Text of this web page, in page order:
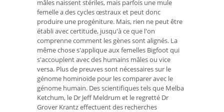
mâles naissent stériles, mais parfois une mule
femelle a des cycles œstraux et peut donc
produire une progéniture. Mais, rien ne peut être
établi avec certitude, jusqu'à ce que l'on
comprenne comment les gènes sont alignés. La
même chose s'applique aux femelles Bigfoot qui
s'accouplent avec des humains mâles ou vice
versa. Plus de preuves sont nécessaires sur le
génome hominoïde pour les comparer avec le
génome humain. Des scientifiques tels que Melba
Ketchum, le Dr Jeff Meldrum et le regretté Dr
Grover Krantz effectuent des recherches